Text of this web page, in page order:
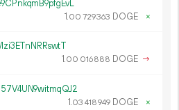
1.00 729363 DOGE ×
1.00 016888 DOGE →
1.03 418949 DOGE ×